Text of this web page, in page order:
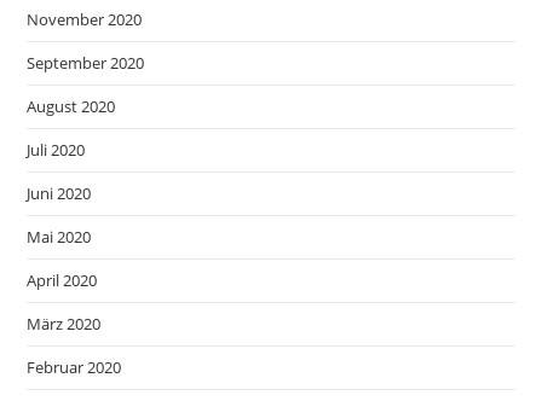
November 2020
September 2020
August 2020
Juli 2020
Juni 2020
Mai 2020
April 2020
März 2020
Februar 2020